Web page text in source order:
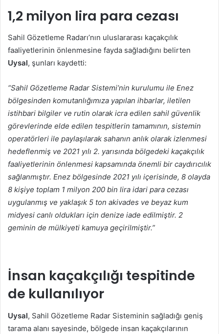
1,2 milyon lira para cezası
Sahil Gözetleme Radarı’nın uluslararası kaçakçılık
faaliyetlerinin önlenmesine fayda sağladığını belirten
Uysal, şunları kaydetti:
“Sahil Gözetleme Radar Sistemi’nin kurulumu ile Enez
bölgesinden komutanlığımıza yapılan ihbarlar, iletilen
istihbari bilgiler ve rutin olarak icra edilen sahil güvenlik
görevlerinde elde edilen tespitlerin tamamının, sistemin
operatörleri ile paylaşılarak sahanın anlık olarak izlenmesi
hedeflenmiş ve 2021 yılı 2. yarısında bölgedeki kaçakçılık
faaliyetlerinin önlenmesi kapsamında önemli bir caydırıcılık
sağlanmıştır. Enez bölgesinde 2021 yılı içerisinde, 8 olayda
8 kişiye toplam 1 milyon 200 bin lira idari para cezası
uygulanmış ve yaklaşık 5 ton akivades ve beyaz kum
midyesi canlı oldukları için denize iade edilmiştir. 2
geminin de mülkiyeti kamuya geçirilmiştir.”
İnsan kaçakçılığı tespitinde
de kullanılıyor
Uysal, Sahil Gözetleme Radar Sisteminin sağladığı geniş
tarama alanı sayesinde, bölgede insan kaçakçılarının